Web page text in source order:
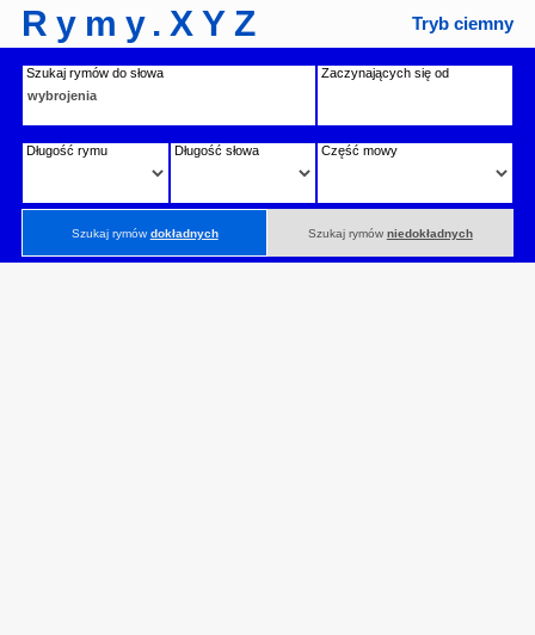
Rymy.XYZ Tryb ciemny
Szukaj rymów do słowa Zaczynających się od
Długość rymu Długość słowa Część mowy
Szukaj rymówdokładnych Szukaj rymów niedokładnych